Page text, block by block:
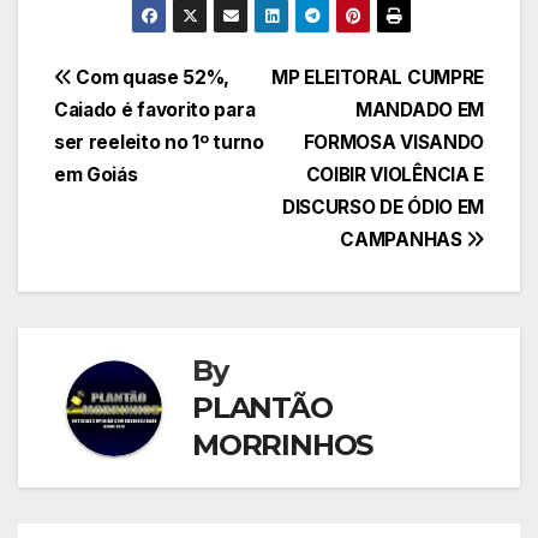
Navegação
de
Post
MP ELEITORAL CUMPRE
MANDADO EM
FORMOSA VISANDO
COIBIR VIOLÊNCIA E
DISCURSO DE ÓDIO EM
CAMPANHAS
Com quase 52%,
Caiado é favorito para
ser reeleito no 1º turno
em Goiás
By
PLANTÃO
MORRINHOS